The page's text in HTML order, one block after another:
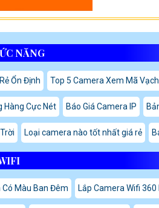
NĂNG
Ổn Định Top 5 Camera Xem Mã
Hàng Cực Nét Báo Giá Camera IP
Loại camera nào tốt nhất giá rẻ
Có Màu Ban Đêm Lắp Camera Wifi